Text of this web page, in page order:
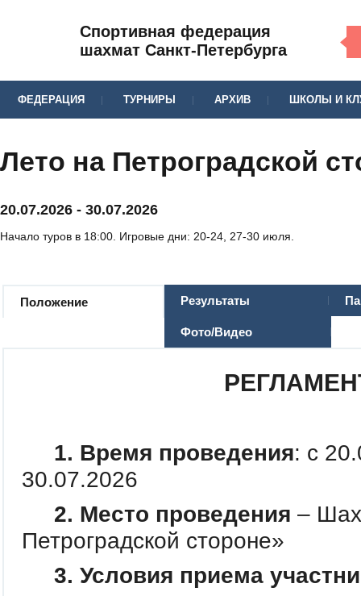
Спортивная федерация
шахмат Санкт-Петербурга
ФЕДЕРАЦИЯ ТУРНИРЫ АРХИВ ШКОЛЫ И
Лето на Петроградской
20.07.2026 - 30.07.2026
Начало туров в 18:00. Игровые дни: 20-24, 27-30 июля.
Положение Результаты
Фото/Видео
1. Время проведения: с
30.07.2026
2. Место проведения –
Петроградской стороне»
3. Условия приема